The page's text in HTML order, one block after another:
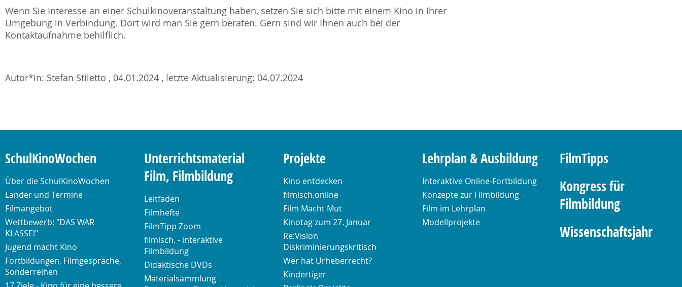
Wenn Sie Interesse an einer Schulkinoveranstaltung haben, setzen Sie sich bitte mit einem Kino in Ihrer
Umgebung in Verbindung. Dort wird man Sie gern beraten. Gern sind wir Ihnen auch bei der
Kontaktaufnahme behilflich.
Autor*in: Stefan Stiletto , 04.01.2024 , letzte Aktualisierung: 04.07.2024
SchulKinoWochen
Über die SchulKinoWochen
Länder und Termine
Filmangebot
Wettbewerb: "DAS WAR
KLASSE!"
Jugend macht Kino
Fortbildungen, Filmgespräche,
Sonderreihen
Unterrichtsmaterial
Film, Filmbildung
Leitfäden
Filmhefte
FilmTipp Zoom
filmisch. - interaktive
Filmbildung
Didaktische DVDs
Materialsammlung
Projekte
Kino entdecken
filmisch.online
Film Macht Mut
Kinotag zum 27. Januar
Re:Vision
Diskriminierungskritisch
Wer hat Urheberrecht?
Kindertiger
Lehrplan & Ausbildung
Interaktive Online-Fortbildung
Konzepte zur Filmbildung
Film im Lehrplan
Modellprojekte
FilmTipps
Kongress für
Filmbildung
Wissenschaftsjahr